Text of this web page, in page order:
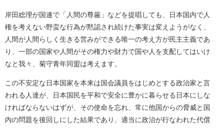
岸田総理が国連で「人間の尊厳」などを提唱しても、日本国内で人
権を考えない野蛮な行為が黙認され続けた事実は変えようがなく、
人間が人間らしく生きる営みができる唯一の考え方が民主主義であ
り、一部の国家や人間がその権力や財力で国や人を支配してはいけ
なと我々、菊守青年同盟は考えます。
この不安定な日本国家を本来は国会議員をはじめとする政治家と言
われる人達が、日本国民を平和で安全に豊かに暮らせる日本にしな
ければならないはずが、その使命を忘れ、常に他国からの脅威と国
内の問題を後回しにした結果であり、適当に政治が行なわれた代償